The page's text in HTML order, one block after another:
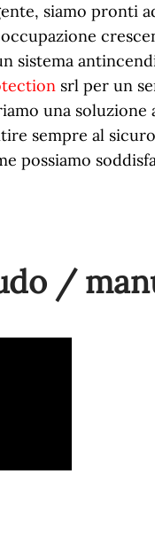
siamo pronti
sistema
srl per un
una soluzione
sempre al
possiamo
/